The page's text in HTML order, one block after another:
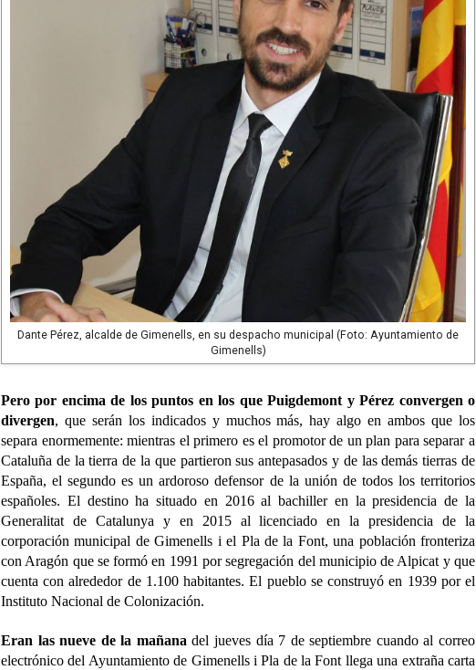
Dante Pérez, alcalde de Gimenells, en su despacho municipal (Foto: Ayuntamiento de
Gimenells)
Pero por encima de los puntos en los que Puigdemont y Pérez convergen o
divergen, que serán los indicados y muchos más, hay algo en ambos que los
separa enormemente: mientras el primero es el promotor de un plan para separar a
Cataluña de la tierra de la que partieron sus antepasados y de las demás tierras de
España, el segundo es un ardoroso defensor de la unión de todos los territorios
españoles. El destino ha situado en 2016 al bachiller en la presidencia de la
Generalitat de Catalunya y en 2015 al licenciado en la presidencia de la
corporación municipal de Gimenells i el Pla de la Font, una población fronteriza
con Aragón que se formó en 1991 por segregación del municipio de Alpicat y que
cuenta con alrededor de 1.100 habitantes. El pueblo se construyó en 1939 por el
Instituto Nacional de Colonización.
Eran las nueve de la mañana del jueves día 7 de septiembre cuando al correo
electrónico del Ayuntamiento de Gimenells i Pla de la Font llega una extraña carta